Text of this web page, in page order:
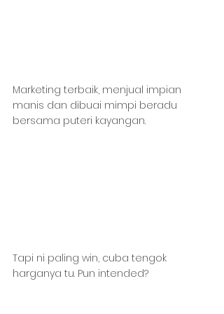
Marketing terbaik, menjual impian
manis dan dibuai mimpi beradu
bersama puteri kayangan.
Tapi ni paling win, cuba tengok
harganya tu. Pun intended?